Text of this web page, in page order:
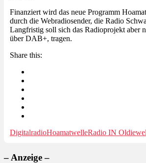
Finanziert wird das neue Programm
durch die Webradiosender, die Radio
Langfristig soll sich das Radioprojekt aber
über DAB+, tragen.
Share this:
DigitalradioHoamatwelleRadio IN
– Anzeige –